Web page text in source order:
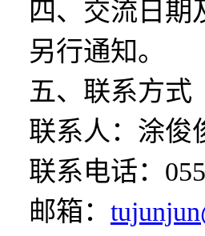
四、交流日期
另行通知。
五、联系方式
联系人：涂俊
联系电话：
邮箱：